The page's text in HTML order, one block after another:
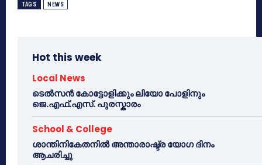
TAGS NEWS
Hot this week
Local News
ടെൽസൻ കോട്ടോളിക്കും ലിയോ പോളിനും
ജെ.എഫ്.എസ്. പുരസ്കാരം
School & College
ശാന്തിനികേതനിൽ അന്താരാഷ്ട്ര യോഗ ദിനം
ആചരിച്ചു